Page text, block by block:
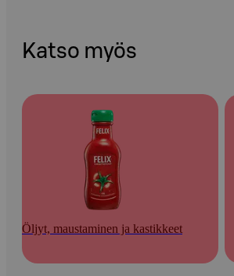
Katso myös
Öljyt, maustaminen ja kastikkeet